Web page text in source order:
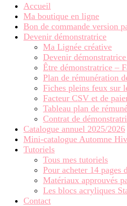
Accueil
Ma boutique en ligne
Bon de commande version
Devenir démonstratrice
Ma Lignée créative
Devenir
Être démonstratrice –
Plan de rémunération
Fiches pleins feux sur
Facteur CSV et de
Tableau plan de
Contrat de
Catalogue annuel 2025/2026
Mini-catalogue Automne
Tutoriels
Tous mes tutoriels
Pour acheter 14 pages
Matériaux approuvés
Les blocs acryliques
Contact